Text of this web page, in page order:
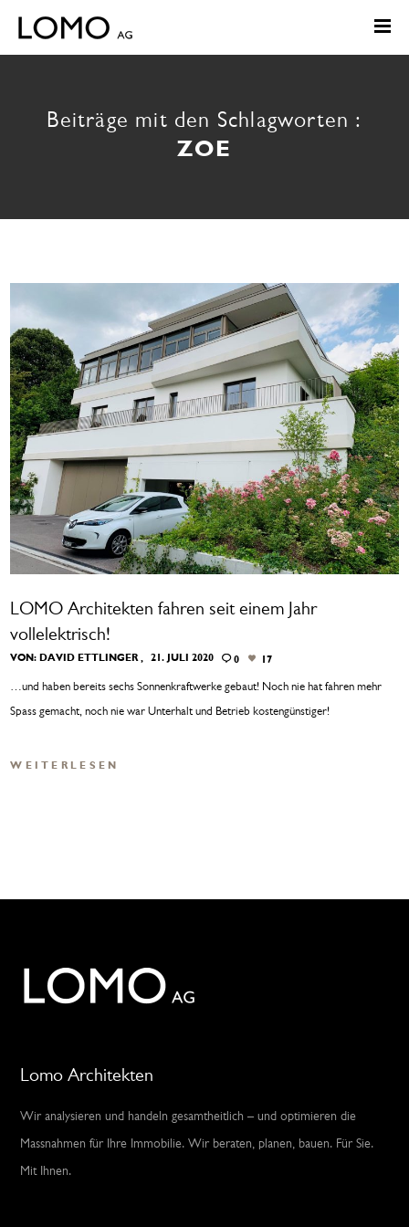
Beiträge mit den Schlagworten :
ZOE
LOMO Architekten fahren seit einem Jahr
vollelektrisch!
VON: DAVID ETTLINGER 21. JULI 2020 0 17
…und haben bereits sechs Sonnenkraftwerke gebaut! Noch nie hat fahren mehr
Spass gemacht, noch nie war Unterhalt und Betrieb kostengünstiger!
WEITERLESEN
Lomo Architekten
Wir analysieren und handeln gesamtheitlich – und optimieren die
Massnahmen für Ihre Immobilie. Wir beraten, planen, bauen. Für Sie.
Mit Ihnen.